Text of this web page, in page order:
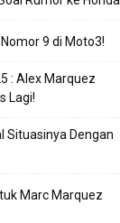
9 di Moto3!
: Alex Marquez
Lagi!
Situasinya Dengan
Marc Marquez